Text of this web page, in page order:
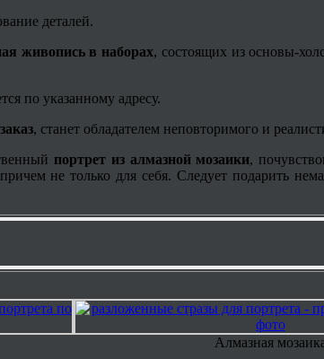
деталей.
живопись в наборах, состоящих из основы-
по указанному адресу.
, станет обладателем неповторимого и
портрет из алмазной мозаики,
не только для себя. Следует подарить
Алмазная